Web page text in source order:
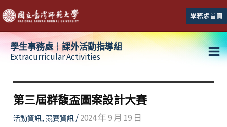
跳
至
主
學務處首頁
學生事務處┆課外活動指導組
Extracurricular Activities
第三屆群馥盃圖案設計大賽
活動資訊, 競賽資訊/2024 年 9 月 19 日